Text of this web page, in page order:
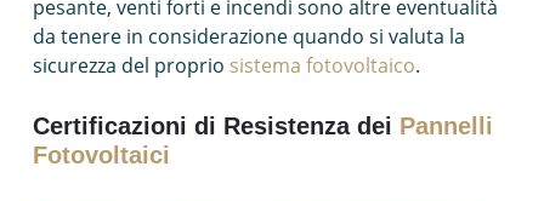
pesante, venti forti e incendi sono altre eventualità
da tenere in considerazione quando si valuta la
sicurezza del proprio sistema fotovoltaico.
Certificazioni di Resistenza dei Pannelli
Fotovoltaici